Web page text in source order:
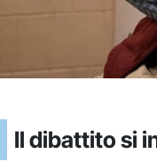
Il dibattito si